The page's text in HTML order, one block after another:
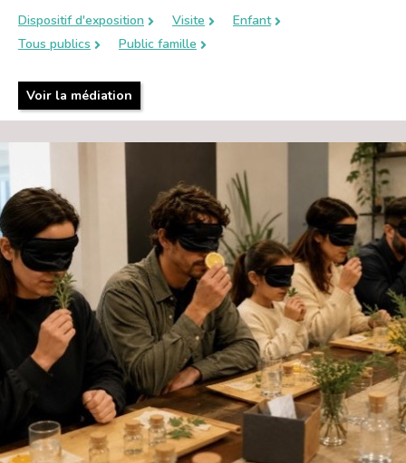
Dispositif d'exposition
Visite
Enfant
Tous publics
Public famille
Voir la médiation